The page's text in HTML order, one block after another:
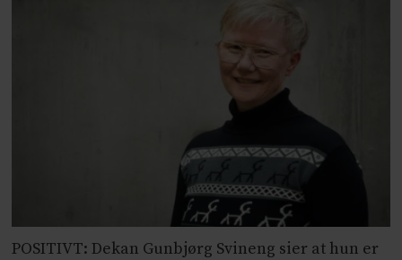
POSITIVT: Dekan Gunbjørg Svineng sier at hun er